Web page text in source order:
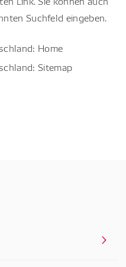
Suchfeld eingeben.
Home
Sitemap